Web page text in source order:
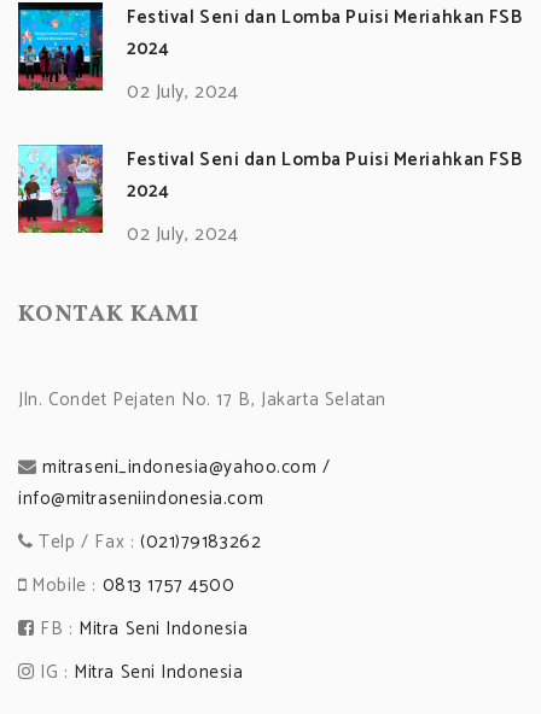
Festival Seni dan Lomba Puisi Meriahkan FSB
2024
02 July, 2024
Festival Seni dan Lomba Puisi Meriahkan FSB
2024
02 July, 2024
KONTAK KAMI
Jln. Condet Pejaten No. 17 B, Jakarta Selatan
mitraseni_indonesia@yahoo.com /
info@mitraseniindonesia.com
Telp / Fax :(021)79183262
Mobile : 0813 1757 4500
FB : Mitra Seni Indonesia
IG : Mitra Seni Indonesia